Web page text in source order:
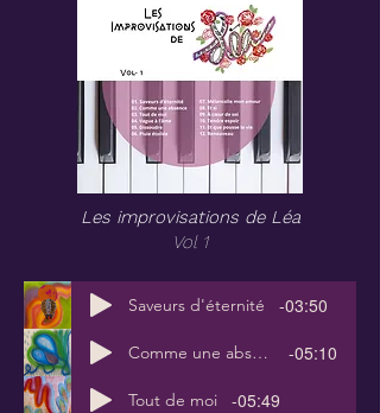
Les improvisations de Léa
Vol 1
Saveurs d'éternité -03:50
Comme une absence -05:10
Tout de moi -05:49